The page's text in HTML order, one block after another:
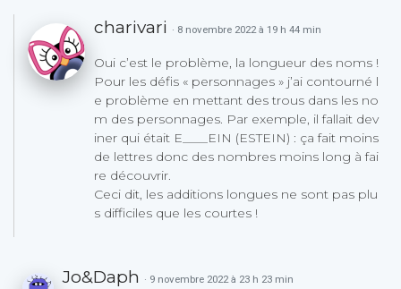
charivari · 8 novembre 2022 à 19 h 44 min
Oui c’est le problème, la longueur des noms !
Pour les défis « personnages » j’ai contourné l
e problème en mettant des trous dans les no
m des personnages. Par exemple, il fallait dev
iner qui était E____EIN (ESTEIN) : ça fait moins
de lettres donc des nombres moins long à fai
re découvrir.
Ceci dit, les additions longues ne sont pas plu
s difficiles que les courtes !
Jo&Daph · 9 novembre 2022 à 23 h 23 min